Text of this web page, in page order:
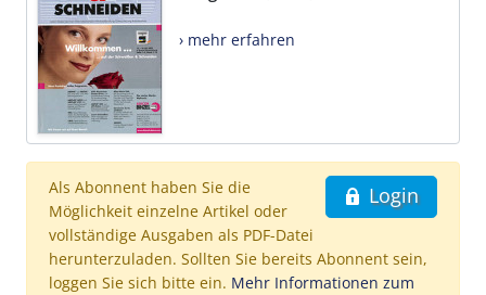
› mehr erfahren
Login
Als Abonnent haben Sie die
Möglichkeit einzelne Artikel oder
vollständige Ausgaben als PDF-Datei
herunterzuladen. Sollten Sie bereits Abonnent sein,
loggen Sie sich bitte ein. Mehr Informationen zum